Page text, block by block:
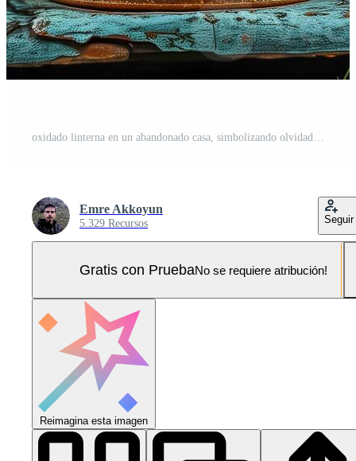
oxidado linterna en un abandonado casa, simbolizando olvidado veces y nostalgia, Copiar espacio para texto Foto Pro
Emre Akkoyun
5.329 Recursos Seguir
Gratis con PruebaNo se requiere atribución!
Reimagina esta imagen